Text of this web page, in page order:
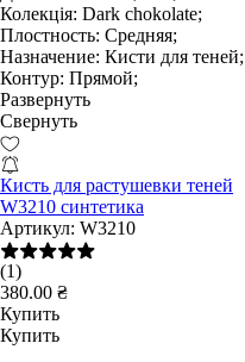
Колекція: Dark chokolate;
Плостность: Средняя;
Назначение: Кисти для теней;
Контур: Прямой;
Развернуть
Свернуть
Кисть для растушевки теней
W3210 синтетика
Артикул: W3210
(1)
380.00 ₴
Купить
Купить